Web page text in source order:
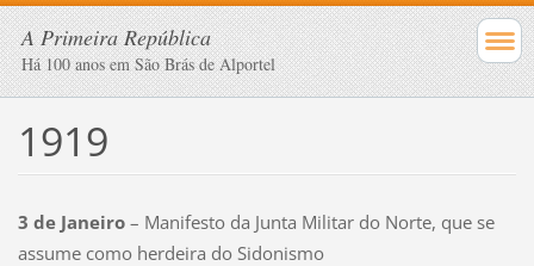
A Primeira República
Há 100 anos em São Brás de Alportel
1919
3 de Janeiro – Manifesto da Junta Militar do Norte, que se
assume como herdeira do Sidonismo